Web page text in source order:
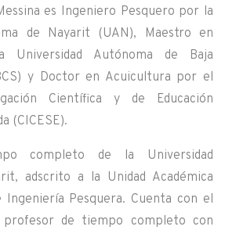
es Ingeniero Pesquero por la
de Nayarit (UAN), Maestro en
Universidad Autónoma de Baja
y Doctor en Acuicultura por el
Científica y de Educación
(CICESE).
completo de la Universidad
adscrito a la Unidad Académica
Ingeniería Pesquera. Cuenta con el
profesor de tiempo completo con